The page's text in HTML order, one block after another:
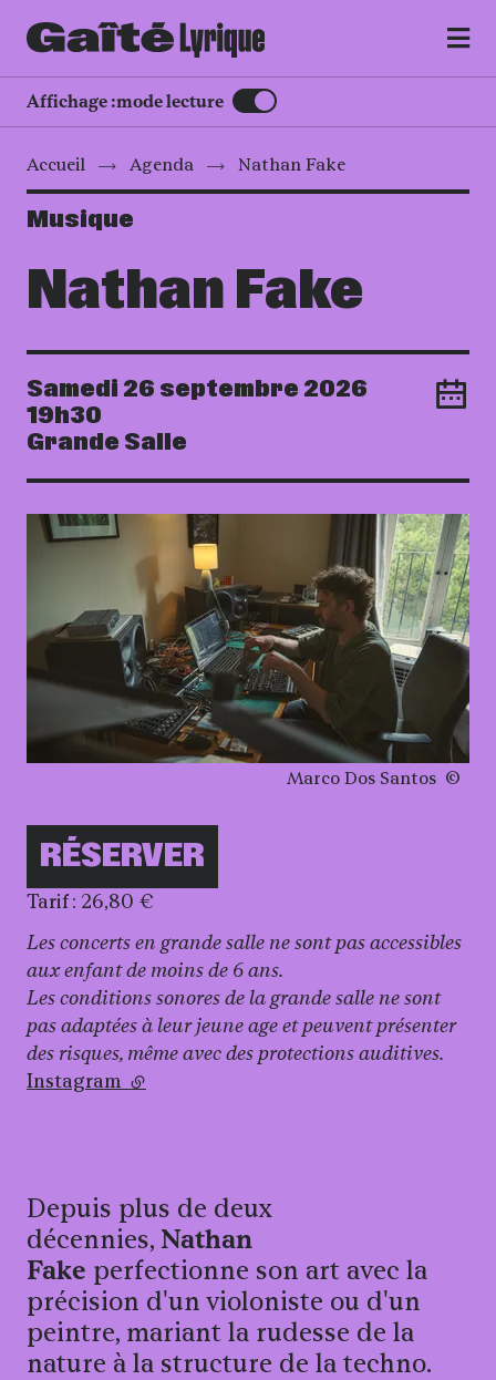
MENU
Affichage :mode lecture
Accueil Agenda Nathan Fake
Nathan Fake
Musique
Date
Samedi 26 septembre 2026
19h30
Grande Salle
Droits réservés :
Marco Dos Santos
Informations
Tarif : 26,80 €
Les concerts en grande salle ne sont pas accessibles
aux enfant de moins de 6 ans.
Les conditions sonores de la grande salle ne sont
pas adaptées à leur jeune age et peuvent présenter
des risques, même avec des protections auditives.
Instagram (lien externe)
RÉSERVER
Depuis plus de deux
décennies, Nathan
Fake perfectionne son art avec la
précision d'un violoniste ou d'un
peintre, mariant la rudesse de la
nature à la structure de la techno.